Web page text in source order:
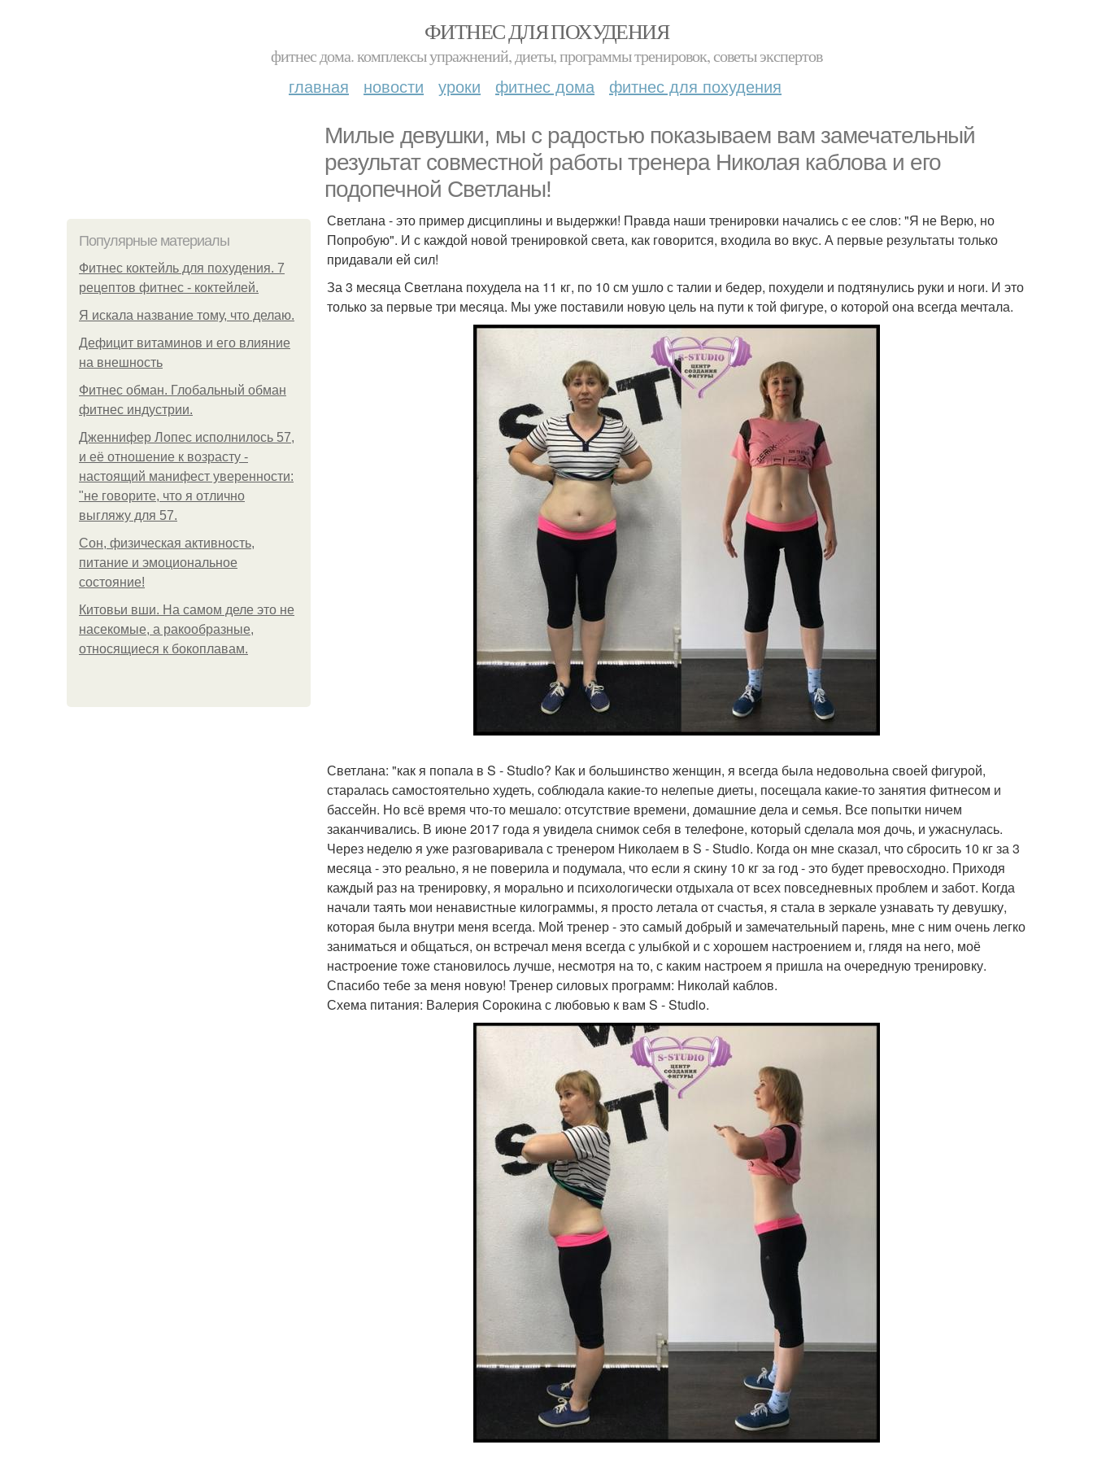
ФИТНЕС ДЛЯ ПОХУДЕНИЯ
фитнес дома. комплексы упражнений, диеты, программы тренировок, советы экспертов
главная новости уроки фитнес дома фитнес для похудения
Милые девушки, мы с радостью показываем вам замечательный
результат совместной работы тренера Николая каблова и его
подопечной Светланы!
Популярные материалы
Фитнес коктейль для похудения. 7
рецептов фитнес - коктейлей.
Я искала название тому, что делаю.
Дефицит витаминов и его влияние
на внешность
Фитнес обман. Глобальный обман
фитнес индустрии.
Дженнифер Лопес исполнилось 57,
и её отношение к возрасту -
настоящий манифест уверенности:
"не говорите, что я отлично
выгляжу для 57.
Сон, физическая активность,
питание и эмоциональное
состояние!
Китовьи вши. На самом деле это не
насекомые, а ракообразные,
относящиеся к бокоплавам.
Светлана - это пример дисциплины и выдержки! Правда наши тренировки начались с ее слов: "Я не Верю, но
Попробую". И с каждой новой тренировкой света, как говорится, входила во вкус. А первые результаты только
придавали ей сил!
За 3 месяца Светлана похудела на 11 кг, по 10 см ушло с талии и бедер, похудели и подтянулись руки и ноги. И это
только за первые три месяца. Мы уже поставили новую цель на пути к той фигуре, о которой она всегда мечтала.
Светлана: "как я попала в S - Studio? Как и большинство женщин, я всегда была недовольна своей фигурой,
старалась самостоятельно худеть, соблюдала какие-то нелепые диеты, посещала какие-то занятия фитнесом и
бассейн. Но всё время что-то мешало: отсутствие времени, домашние дела и семья. Все попытки ничем
заканчивались. В июне 2017 года я увидела снимок себя в телефоне, который сделала моя дочь, и ужаснулась.
Через неделю я уже разговаривала с тренером Николаем в S - Studio. Когда он мне сказал, что сбросить 10 кг за 3
месяца - это реально, я не поверила и подумала, что если я скину 10 кг за год - это будет превосходно. Приходя
каждый раз на тренировку, я морально и психологически отдыхала от всех повседневных проблем и забот. Когда
начали таять мои ненавистные килограммы, я просто летала от счастья, я стала в зеркале узнавать ту девушку,
которая была внутри меня всегда. Мой тренер - это самый добрый и замечательный парень, мне с ним очень легко
заниматься и общаться, он встречал меня всегда с улыбкой и с хорошем настроением и, глядя на него, моё
настроение тоже становилось лучше, несмотря на то, с каким настроем я пришла на очередную тренировку.
Спасибо тебе за меня новую! Тренер силовых программ: Николай каблов.
Схема питания: Валерия Сорокина с любовью к вам S - Studio.